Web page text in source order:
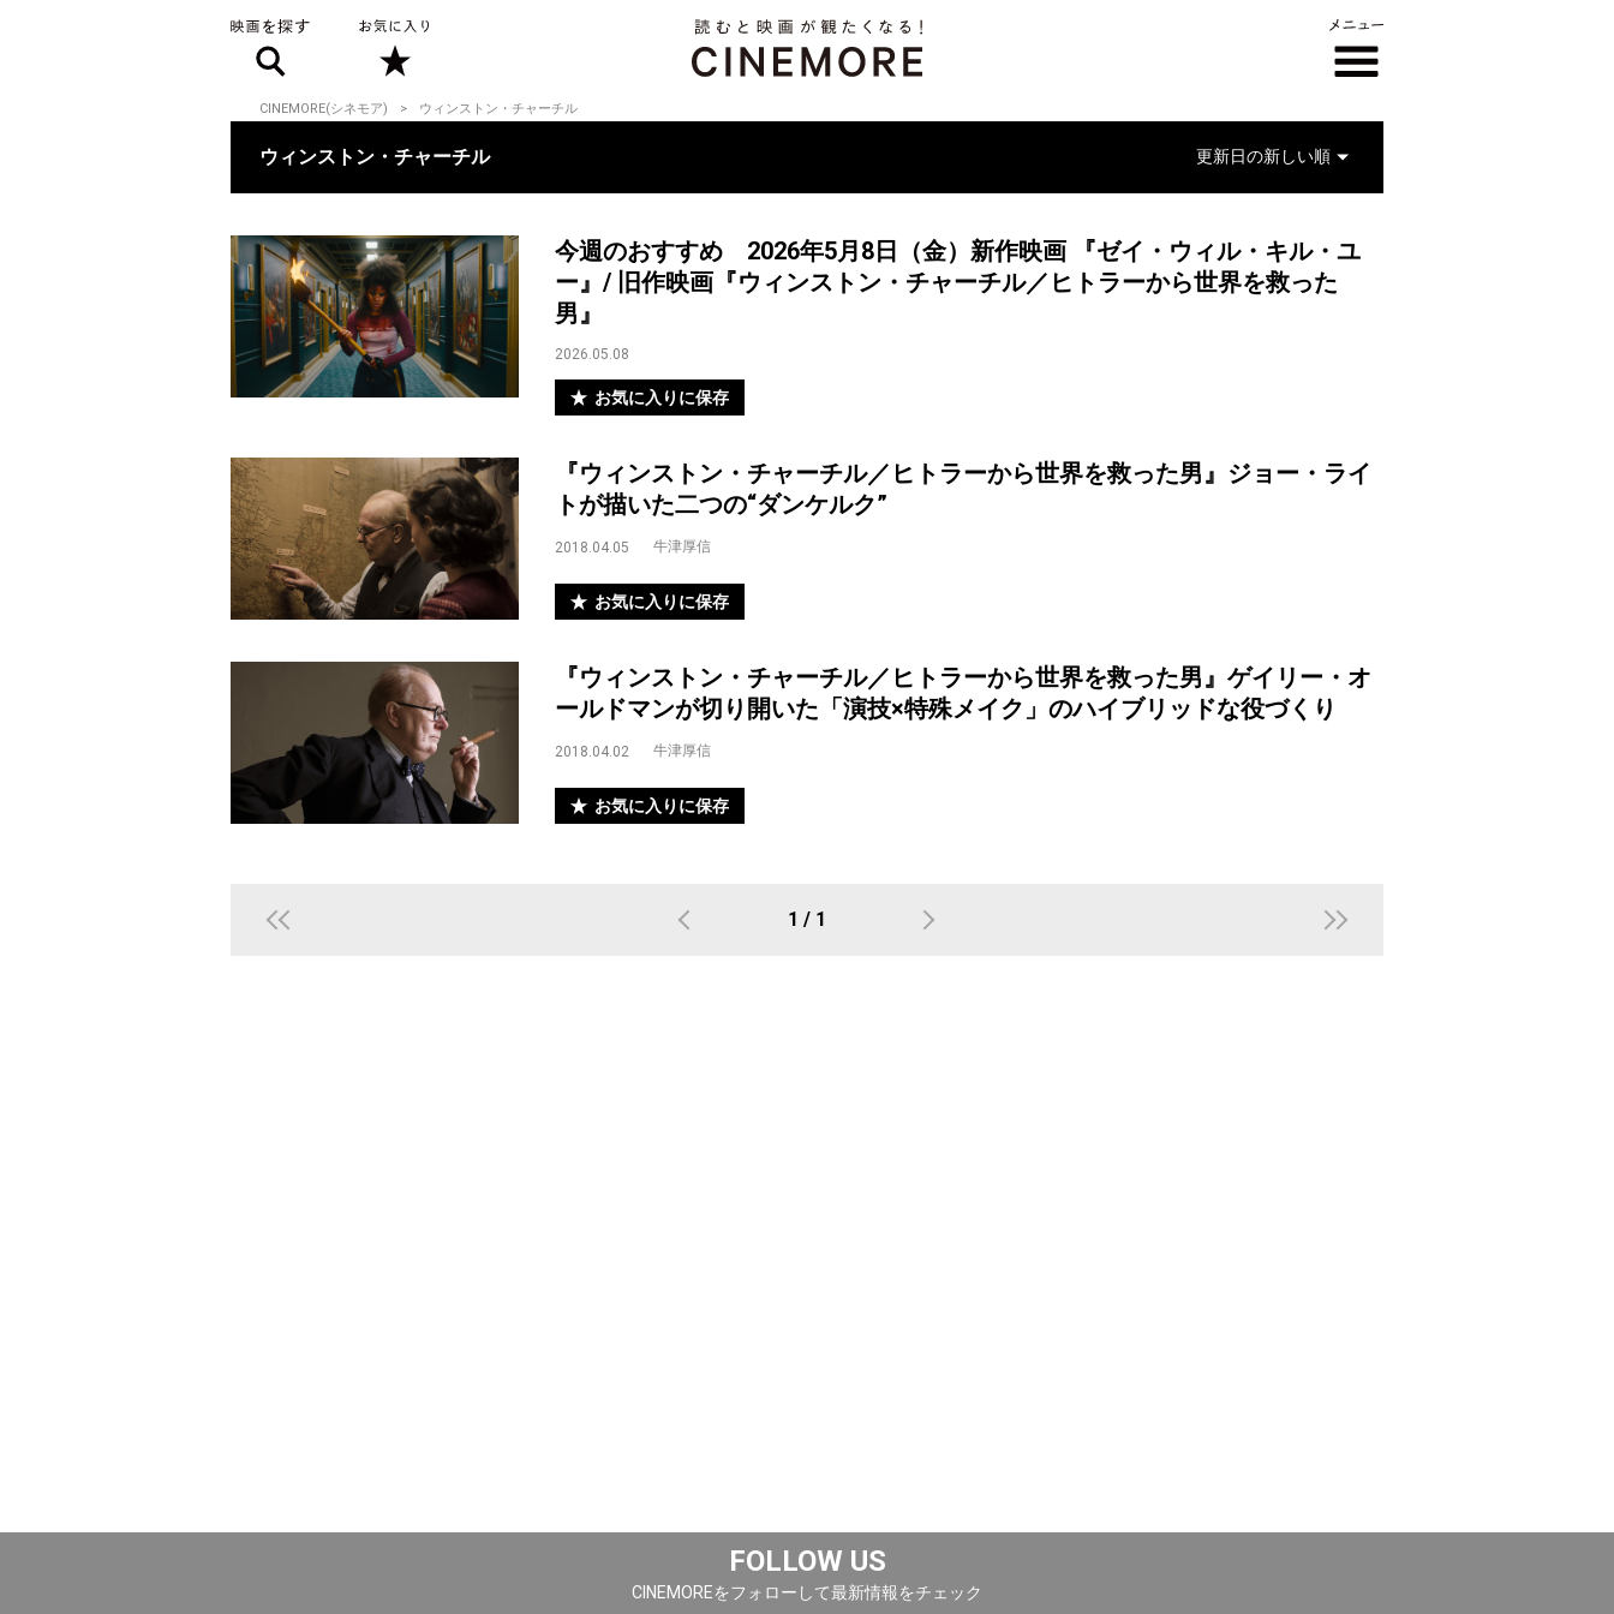
CINEMORE(シネモア) ウィンストン・チャーチル
ウィンストン・チャーチル
今週のおすすめ 2026年5月8日（金）新作映画 『ゼイ・ウィル・キル・ユ
ー』/ 旧作映画『ウィンストン・チャーチル／ヒトラーから世界を救った
男』
2026.05.08
お気に入りに保存
『ウィンストン・チャーチル／ヒトラーから世界を救った男』ジョー・ライ
トが描いた二つの“ダンケルク”
2018.04.05 牛津厚信
お気に入りに保存
『ウィンストン・チャーチル／ヒトラーから世界を救った男』ゲイリー・オ
ールドマンが切り開いた「演技×特殊メイク」のハイブリッドな役づくり
2018.04.02 牛津厚信
お気に入りに保存
1 / 1
FOLLOW US
CINEMOREをフォローして最新情報をチェック